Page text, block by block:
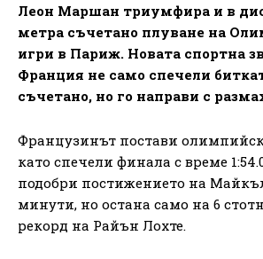
Леон Маршан триумфира и в
метра съчетано плуване на
игри в Париж. Новата спортна
Франция не само спечели
съчетано, но го направи с
Французинът постави
като спечели финала с време
подобри постижението на
минути, но остана само на 6
рекорд на Райън Лохте.